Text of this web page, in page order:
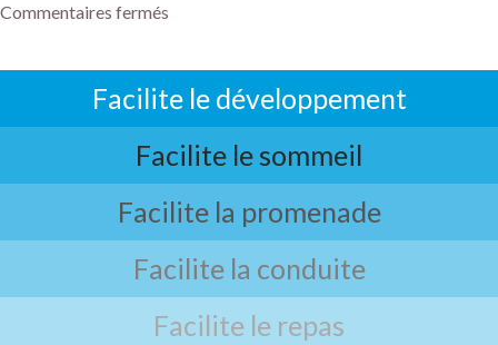
Commentaires fermés
Facilite le développement
Facilite le sommeil
Facilite la promenade
Facilite la conduite
Facilite le repas